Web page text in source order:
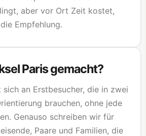
aber vor Ort Zeit kostet,
Empfehlung.
Paris gemacht?
an Erstbesucher, die in zwei
brauchen, ohne jede
Genauso schreiben wir für
Paare und Familien, die